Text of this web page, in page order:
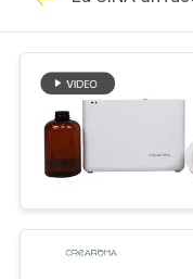
PRODOTTI
VIDEO
MOSTRA
VR